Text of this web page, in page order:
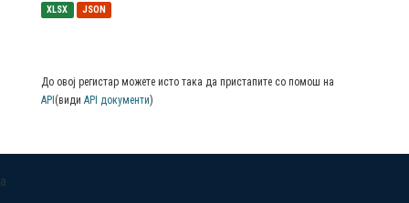
XLSX JSON
До овој регистар можете исто така да пристапите со помош на
API (види API документи)
a